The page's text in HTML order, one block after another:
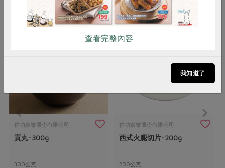
信功實業股份有限公司
貢丸-300g
300公克
信功實業股份有限公司
西式火腿切片-200g
200公克
查看完整內容..
我知道了